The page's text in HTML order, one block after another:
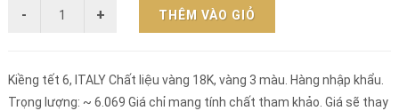
THÊM VÀO GIỎ
Kiềng tết 6, ITALY Chất liệu vàng 18K, vàng 3 màu. Hàng nhập khẩu.
Trọng lượng: ~ 6.069 Giá chỉ mang tính chất tham khảo. Giá sẽ thay